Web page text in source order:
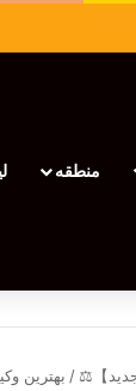
منطقه
/ بهترین